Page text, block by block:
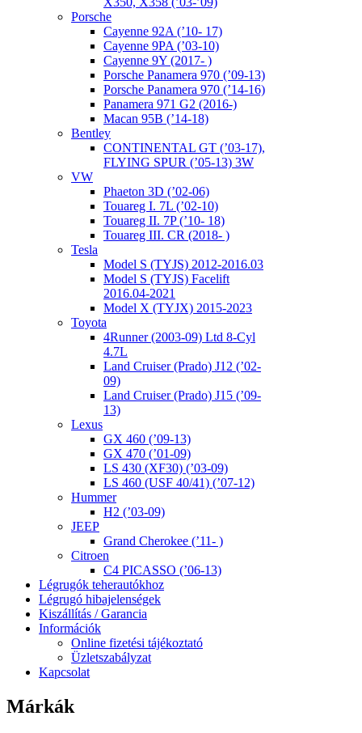
Porsche
Cayenne 92A (’10- 17)
Cayenne 9PA (’03-10)
Cayenne 9Y (2017- )
Porsche Panamera 970 (’09-13)
Porsche Panamera 970 (’14-16)
Panamera 971 G2 (2016-)
Macan 95B (’14-18)
Bentley
CONTINENTAL GT (’03-17),
FLYING SPUR (’05-13) 3W
VW
Phaeton 3D (’02-06)
Touareg I. 7L (’02-10)
Touareg II. 7P (’10- 18)
Touareg III. CR (2018- )
Tesla
Model S (TYJS) 2012-2016.03
Model S (TYJS) Facelift
2016.04-2021
Model X (TYJX) 2015-2023
Toyota
4Runner (2003-09) Ltd 8-Cyl
4.7L
Land Cruiser (Prado) J12 (’02-
09)
Land Cruiser (Prado) J15 (’09-
13)
Lexus
GX 460 (’09-13)
GX 470 (’01-09)
LS 430 (XF30) (’03-09)
LS 460 (USF 40/41) (’07-12)
Hummer
H2 (’03-09)
JEEP
Grand Cherokee (’11- )
Citroen
C4 PICASSO (’06-13)
Légrugók teherautókhoz
Légrugó hibajelenségek
Kiszállítás / Garancia
Információk
Online fizetési tájékoztató
Üzletszabályzat
Kapcsolat
Márkák